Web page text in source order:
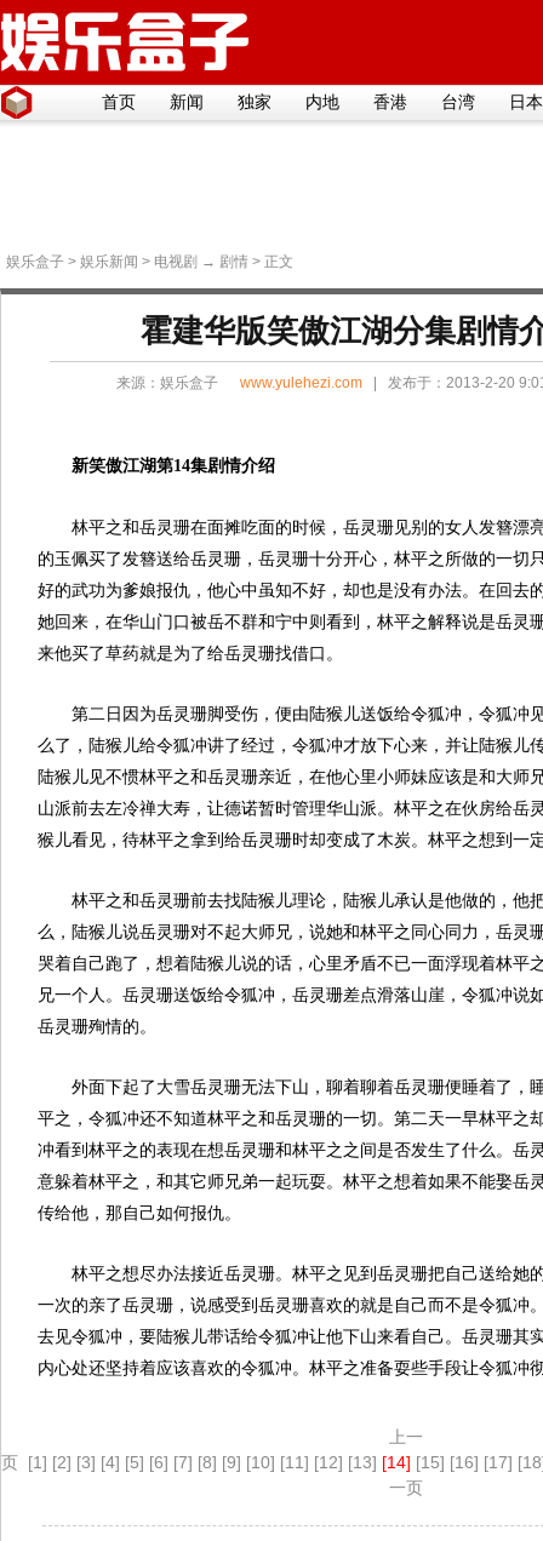
首页 新闻 独家 内地 香港 台湾 日本
娱乐盒子 > 娱乐新闻 > 电视剧 → 剧情 > 正文
霍建华版笑傲江湖分集剧情
来源： 娱乐盒子 www.yulehezi.com | 发布于：2013-2-20
新笑傲江湖第14集剧情介绍
林平之和岳灵珊在面摊吃面的时候，岳灵珊见别的女人发簪漂
的玉佩买了发簪送给岳灵珊，岳灵珊十分开心，林平之所做的一切
好的武功为爹娘报仇，他心中虽知不好，却也是没有办法。在回去
她回来，在华山门口被岳不群和宁中则看到，林平之解释说是岳灵
来他买了草药就是为了给岳灵珊找借口。
第二日因为岳灵珊脚受伤，便由陆猴儿送饭给令狐冲，令狐冲
么了，陆猴儿给令狐冲讲了经过，令狐冲才放下心来，并让陆猴儿
陆猴儿见不惯林平之和岳灵珊亲近，在他心里小师妹应该是和大师
山派前去左冷禅大寿，让德诺暂时管理华山派。林平之在伙房给岳
猴儿看见，待林平之拿到给岳灵珊时却变成了木炭。林平之想到一
林平之和岳灵珊前去找陆猴儿理论，陆猴儿承认是他做的，他
么，陆猴儿说岳灵珊对不起大师兄，说她和林平之同心同力，岳灵
哭着自己跑了，想着陆猴儿说的话，心里矛盾不已一面浮现着林平
兄一个人。岳灵珊送饭给令狐冲，岳灵珊差点滑落山崖，令狐冲说
岳灵珊殉情的。
外面下起了大雪岳灵珊无法下山，聊着聊着岳灵珊便睡着了，
平之，令狐冲还不知道林平之和岳灵珊的一切。第二天一早林平之
冲看到林平之的表现在想岳灵珊和林平之之间是否发生了什么。岳
意躲着林平之，和其它师兄弟一起玩耍。林平之想着如果不能娶岳
传给他，那自己如何报仇。
林平之想尽办法接近岳灵珊。林平之见到岳灵珊把自己送给她
一次的亲了岳灵珊，说感受到岳灵珊喜欢的就是自己而不是令狐冲
去见令狐冲，要陆猴儿带话给令狐冲让他下山来看自己。岳灵珊其
内心处还坚持着应该喜欢的令狐冲。林平之准备耍些手段让令狐冲
上一
页 [1] [2] [3] [4] [5] [6] [7] [8] [9] [10] [11] [12] [13] [14] [15] [16] [17]
一页